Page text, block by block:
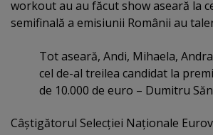
workout au au făcut show aseară la
semifinală a emisiunii Românii au
Tot aseară, Andi, Mihaela,
cel de-al treilea candidat la
de 10.000 de euro – Dumitru
Câştigătorul Selecţiei Naţionale